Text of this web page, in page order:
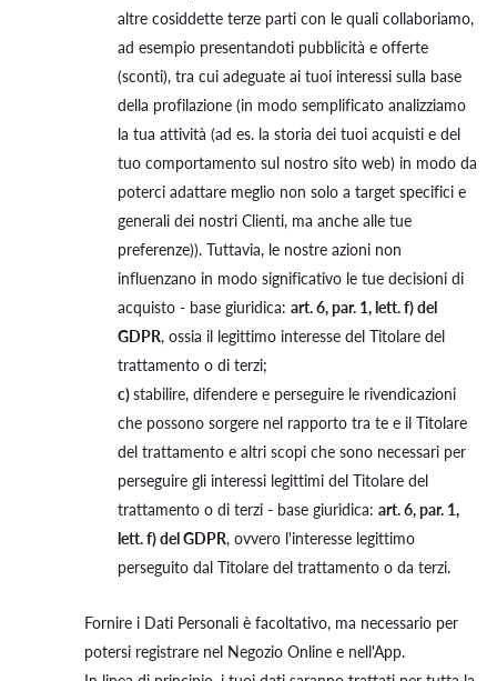
altre cosiddette terze parti con le quali collaboriamo,
ad esempio presentandoti pubblicità e offerte
(sconti), tra cui adeguate ai tuoi interessi sulla base
della profilazione (in modo semplificato analizziamo
la tua attività (ad es. la storia dei tuoi acquisti e del
tuo comportamento sul nostro sito web) in modo da
poterci adattare meglio non solo a target specifici e
generali dei nostri Clienti, ma anche alle tue
preferenze)). Tuttavia, le nostre azioni non
influenzano in modo significativo le tue decisioni di
acquisto - base giuridica: art. 6, par. 1, lett. f) del
GDPR, ossia il legittimo interesse del Titolare del
trattamento o di terzi;
c)stabilire, difendere e perseguire le rivendicazioni
che possono sorgere nel rapporto tra te e il Titolare
del trattamento e altri scopi che sono necessari per
perseguire gli interessi legittimi del Titolare del
trattamento o di terzi - base giuridica: art. 6, par. 1,
lett. f) del GDPR, ovvero l'interesse legittimo
perseguito dal Titolare del trattamento o da terzi.
Fornire i Dati Personali è facoltativo, ma necessario per
potersi registrare nel Negozio Online e nell'App.